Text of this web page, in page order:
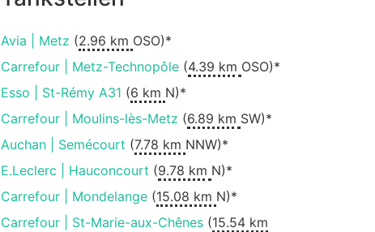
Avia | Metz (2.96 km OSO)*
Carrefour | Metz-Technopôle(4.39 km OSO)*
Esso | St-Rémy A31 (6 km N)*
Carrefour | Moulins-lès-Metz (6.89 km SW)*
Auchan | Semécourt (7.78 km NNW)*
E.Leclerc | Hauconcourt (9.78 km N)*
Carrefour | Mondelange(15.08 km N)*
Carrefour | St-Marie-aux-Chênes(15.54 km